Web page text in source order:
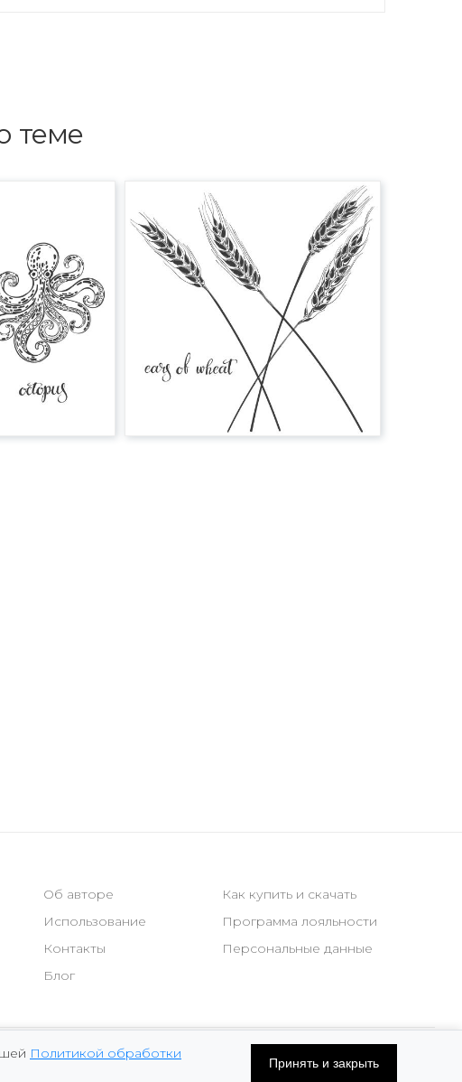
теме
Об авторе
Использование
Контакты
Блог
Как купить и скачать
Программа лояльности
Персональные данные
Политикой обработки
Принять и закрыть